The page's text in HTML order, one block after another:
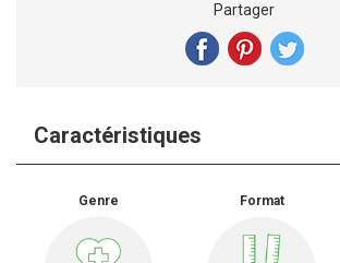
Partager
Caractéristiques
Genre Format